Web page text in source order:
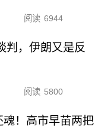
阅读 6944
判，伊朗又是反
阅读 5800
！高市早苗两把